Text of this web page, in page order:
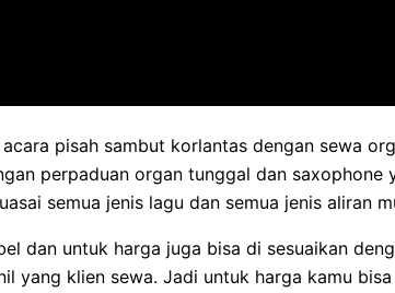
pisah sambut korlantas dengan sewa
perpaduan organ tunggal dan
semua jenis lagu dan semua jenis aliran
dan untuk harga juga bisa di sesuaikan
yang klien sewa. Jadi untuk harga kamu